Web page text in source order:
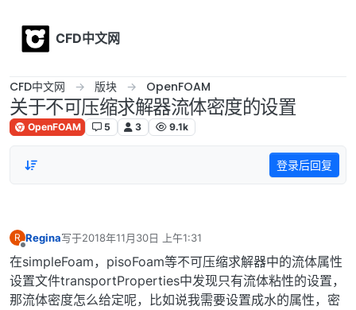
CFD中文网
CFD中文网 版块 OpenFOAM
关于不可压缩求解器流体密度的设置
OpenFOAM 5 3 9.1k
登录后回复
R Regina写于2018年11月30日 上午1:31
最后由 编辑
在simpleFoam，pisoFoam等不可压缩求解器中的流体属性
设置文件transportProperties中发现只有流体粘性的设置，
那流体密度怎么给定呢，比如说我需要设置成水的属性，密